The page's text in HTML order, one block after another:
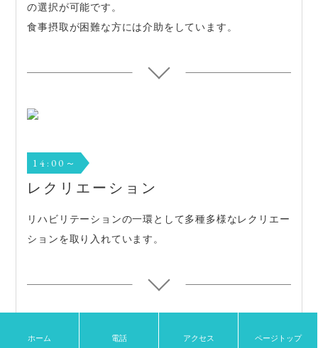
ホーム 電話 アクセス ページトップ
の選択が可能です。
食事摂取が困難な方には介助をしています。
14:00～
レクリエーション
リハビリテーションの一環として多種多様なレクリエー
ションを取り入れています。